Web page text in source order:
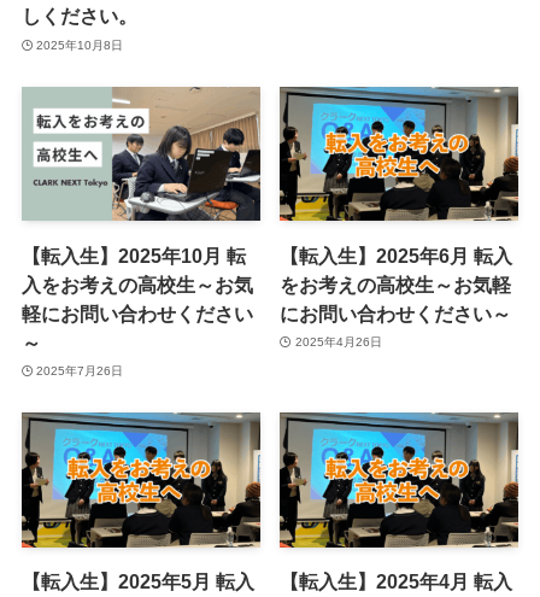
しください。
2025年10月8日
【転入生】2025年10月 転
入をお考えの高校生～お気
軽にお問い合わせください
～
2025年7月26日
【転入生】2025年6月 転入
をお考えの高校生～お気軽
にお問い合わせください～
2025年4月26日
【転入生】2025年5月 転入
【転入生】2025年4月 転入